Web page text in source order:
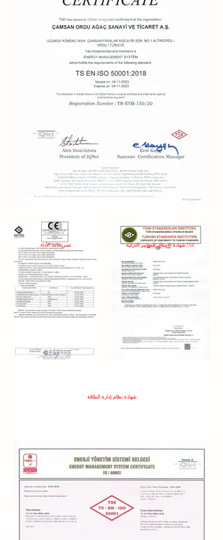
تصريحات الأداء شهادة الامتثال للمعايير التركية TSE
شهادة نظام إدارة الطاقة